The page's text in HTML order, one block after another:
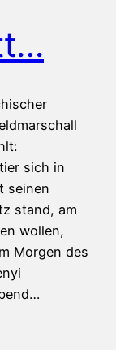
sich in
seinen
stand, am
wollen,
Morgen des